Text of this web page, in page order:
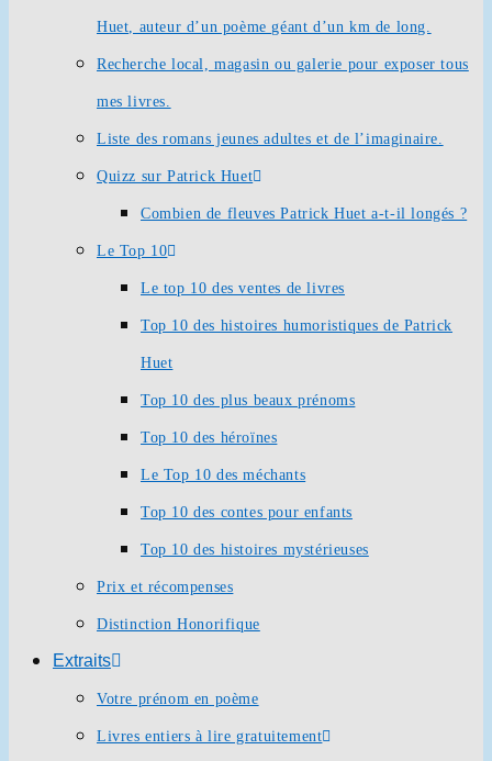
Huet, auteur d’un poème géant d’un km de long.
Recherche local, magasin ou galerie pour exposer tous
mes livres.
Liste des romans jeunes adultes et de l’imaginaire.
Quizz sur Patrick Huet
Combien de fleuves Patrick Huet a-t-il longés ?
Le Top 10
Le top 10 des ventes de livres
Top 10 des histoires humoristiques de Patrick
Huet
Top 10 des plus beaux prénoms
Top 10 des héroïnes
Le Top 10 des méchants
Top 10 des contes pour enfants
Top 10 des histoires mystérieuses
Prix et récompenses
Distinction Honorifique
Extraits
Votre prénom en poème
Livres entiers à lire gratuitement